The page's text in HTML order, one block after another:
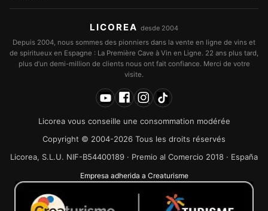
LICOREA desde 2004
Depuis 2004, nous sommes des pionniers dans la vente en ligne de vins et
de spiritueux en Espagne : La Première Cave à Vin en Ligne. 22 ans plus tard,
plus d’un demi-million de clients nous ont fait confiance. Merci de votre
visite.
Licorea vous conseille une consommation modérée
Copyright © 2004-2026 Tous les droits réservés
Licorea, S.L.U. NIF-B54400189 · Premio al Comercio 2018 · España
Empresa adherida a Creaturisme